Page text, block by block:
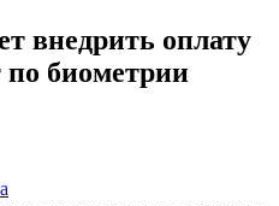
внедрить оплату
по биометрии